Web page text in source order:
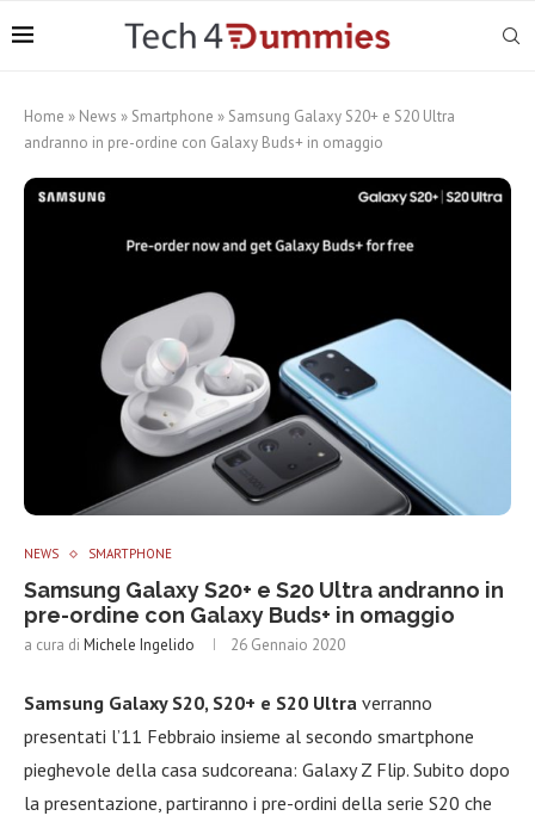
Home » News » Smartphone » Samsung Galaxy S20+ e S20 Ultra
andranno in pre-ordine con Galaxy Buds+ in omaggio
NEWS SMARTPHONE
Samsung Galaxy S20+ e S20 Ultra andranno in
pre-ordine con Galaxy Buds+ in omaggio
a cura di Michele Ingelido 26 Gennaio 2020
Samsung Galaxy S20, S20+ e S20 Ultra verranno
presentati l’11 Febbraio insieme al secondo smartphone
pieghevole della casa sudcoreana: Galaxy Z Flip. Subito dopo
la presentazione, partiranno i pre-ordini della serie S20 che